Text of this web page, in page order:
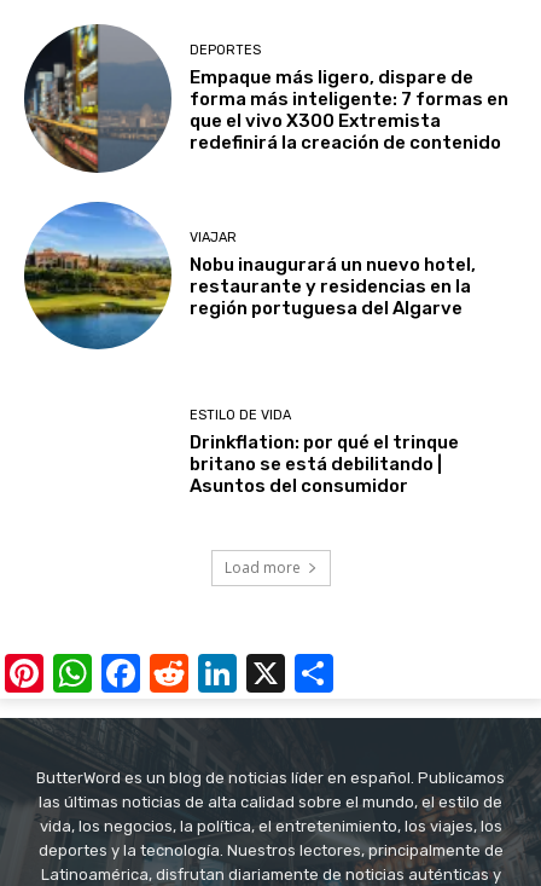
DEPORTES
Empaque más ligero, dispare de
forma más inteligente: 7 formas en
que el vivo X300 Extremista
redefinirá la creación de contenido
VIAJAR
Nobu inaugurará un nuevo hotel,
restaurante y residencias en la
región portuguesa del Algarve
ESTILO DE VIDA
Drinkflation: por qué el trinque
britano se está debilitando |
Asuntos del consumidor
Load more
Pinterest
WhatsApp
Facebook
RedditLinkedIn
X
ButterWord es un blog de noticias líder en español. Publicamos
las últimas noticias de alta calidad sobre el mundo, el estilo de
vida, los negocios, la política, el entretenimiento, los viajes, los
deportes y la tecnología. Nuestros lectores, principalmente de
Latinoamérica, disfrutan diariamente de noticias auténticas y